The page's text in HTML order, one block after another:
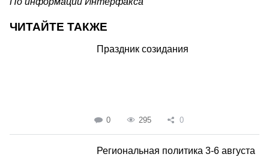
ЧИТАЙТЕ ТАКЖЕ
Праздник созидания
0 295 0
Региональная политика 3-6 августа